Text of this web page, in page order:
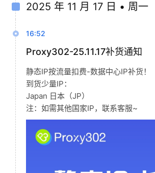
2025 年 11 月 17 日 • 周一
16:52
Proxy302-25.11.17补货通知
静态IP按流量扣费-数据中心IP补货！
到货少量IP：
Japan 日本（JP）
注：如需其他国家IP，联系客服~